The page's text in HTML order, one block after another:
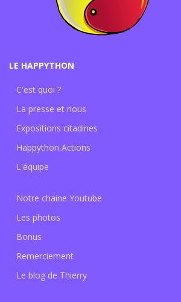
LE HAPPYTHON
C'est quoi ?
La presse et nous
Expositions citadines
Happython Actions
L'équipe
Notre chaine Youtube
Les photos
Bonus
Remerciement
Le blog de Thierry